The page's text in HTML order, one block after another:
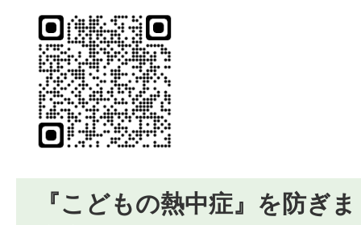
『こどもの熱中症』を防ぎ